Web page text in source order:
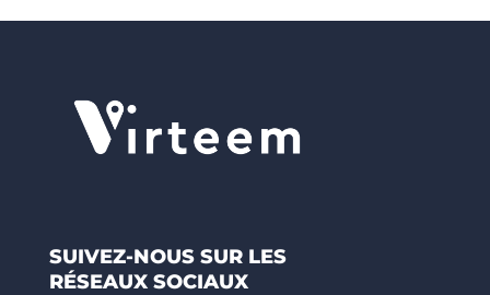
SUIVEZ-NOUS SUR LES
RÉSEAUX SOCIAUX